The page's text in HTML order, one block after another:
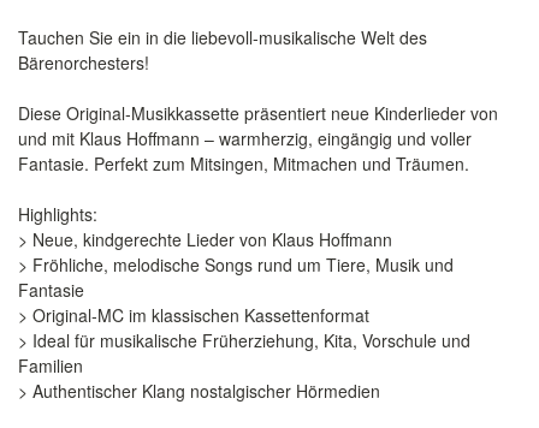
Tauchen Sie ein in die liebevoll-musikalische Welt des
Bärenorchesters!
Diese Original‑Musikkassette präsentiert neue Kinderlieder von
und mit Klaus Hoffmann – warmherzig, eingängig und voller
Fantasie. Perfekt zum Mitsingen, Mitmachen und Träumen.
Highlights:
> Neue, kindgerechte Lieder von Klaus Hoffmann
> Fröhliche, melodische Songs rund um Tiere, Musik und
Fantasie
> Original‑MC im klassischen Kassettenformat
> Ideal für musikalische Früherziehung, Kita, Vorschule und
Familien
> Authentischer Klang nostalgischer Hörmedien